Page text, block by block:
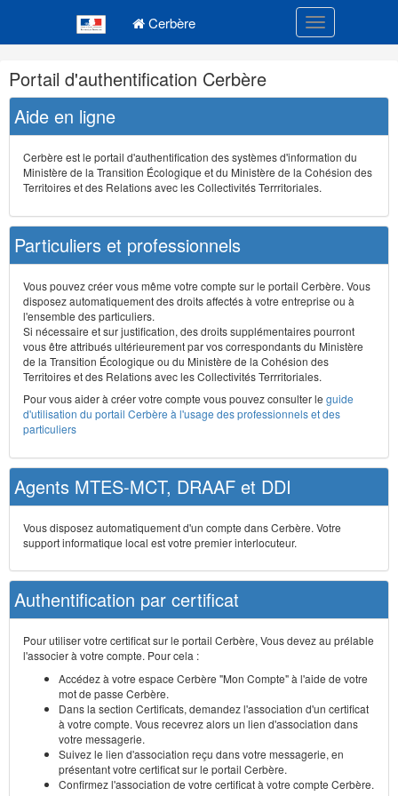
Cerbère Toggle
Navigation
et
outils
annexes
Portail d'authentification Cerbère
Aide en ligne
Cerbère est le portail d'authentification des systèmes d'information du
Ministère de la Transition Écologique et du Ministère de la Cohésion des
Territoires et des Relations avec les Collectivités Terrritoriales.
Particuliers et professionnels
Vous pouvez créer vous même votre compte sur le portail Cerbère. Vous
disposez automatiquement des droits affectés à votre entreprise ou à
l'ensemble des particuliers.
Si nécessaire et sur justification, des droits supplémentaires pourront
vous être attribués ultérieurement par vos correspondants du Ministère
de la Transition Écologique ou du Ministère de la Cohésion des
Territoires et des Relations avec les Collectivités Terrritoriales.
Pour vous aider à créer votre compte vous pouvez consulter le guide
d'utilisation du portail Cerbère à l'usage des professionnels et des
particuliers
Agents MTES-MCT, DRAAF et DDI
Vous disposez automatiquement d'un compte dans Cerbère. Votre
support informatique local est votre premier interlocuteur.
Authentification par certificat
Pour utiliser votre certificat sur le portail Cerbère, Vous devez au prélable
l'associer à votre compte. Pour cela :
Accédez à votre espace Cerbère "Mon Compte" à l'aide de votre
mot de passe Cerbère.
Dans la section Certificats, demandez l'association d'un certificat
à votre compte. Vous recevrez alors un lien d'association dans
votre messagerie.
Suivez le lien d'association reçu dans votre messagerie, en
présentant votre certificat sur le portail Cerbère.
Confirmez l'association de votre certificat à votre compte Cerbère.